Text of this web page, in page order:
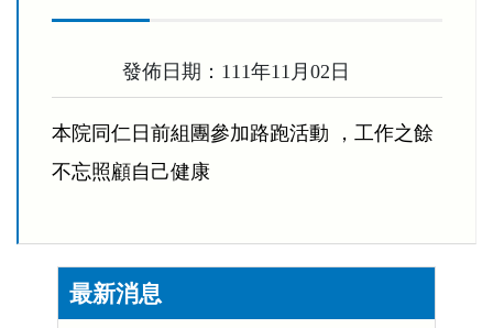
:::
最新消息
發佈日期：111年11月02日
本院同仁日前組團參加路跑活動 ，工作之餘
不忘照顧自己健康